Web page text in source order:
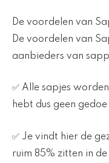
De voordelen van
De voordelen van
aanbieders van
✅ Alle sapjes
hebt dus geen
✅ Je vindt hier de
ruim 85% zitten in